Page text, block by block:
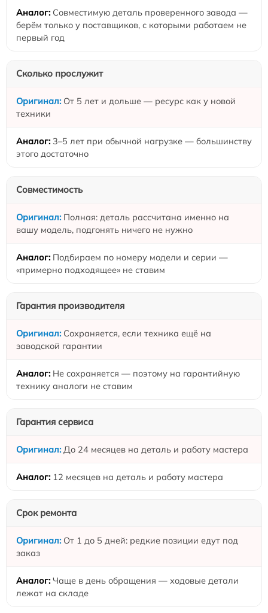
Совместимую деталь проверенного завода —
берём только у поставщиков, с которыми работаем не
первый год
Сколько прослужит
От 5 лет и дольше — ресурс как у новой
техники
3–5 лет при обычной нагрузке — большинству
этого достаточно
Совместимость
Полная: деталь рассчитана именно на
вашу модель, подгонять ничего не нужно
Подбираем по номеру модели и серии —
«примерно подходящее» не ставим
Гарантия производителя
Сохраняется, если техника ещё на
заводской гарантии
Не сохраняется — поэтому на гарантийную
технику аналоги не ставим
Гарантия сервиса
До 24 месяцев на деталь и работу мастера
12 месяцев на деталь и работу мастера
Срок ремонта
От 1 до 5 дней: редкие позиции едут под
заказ
Чаще в день обращения — ходовые детали
лежат на складе